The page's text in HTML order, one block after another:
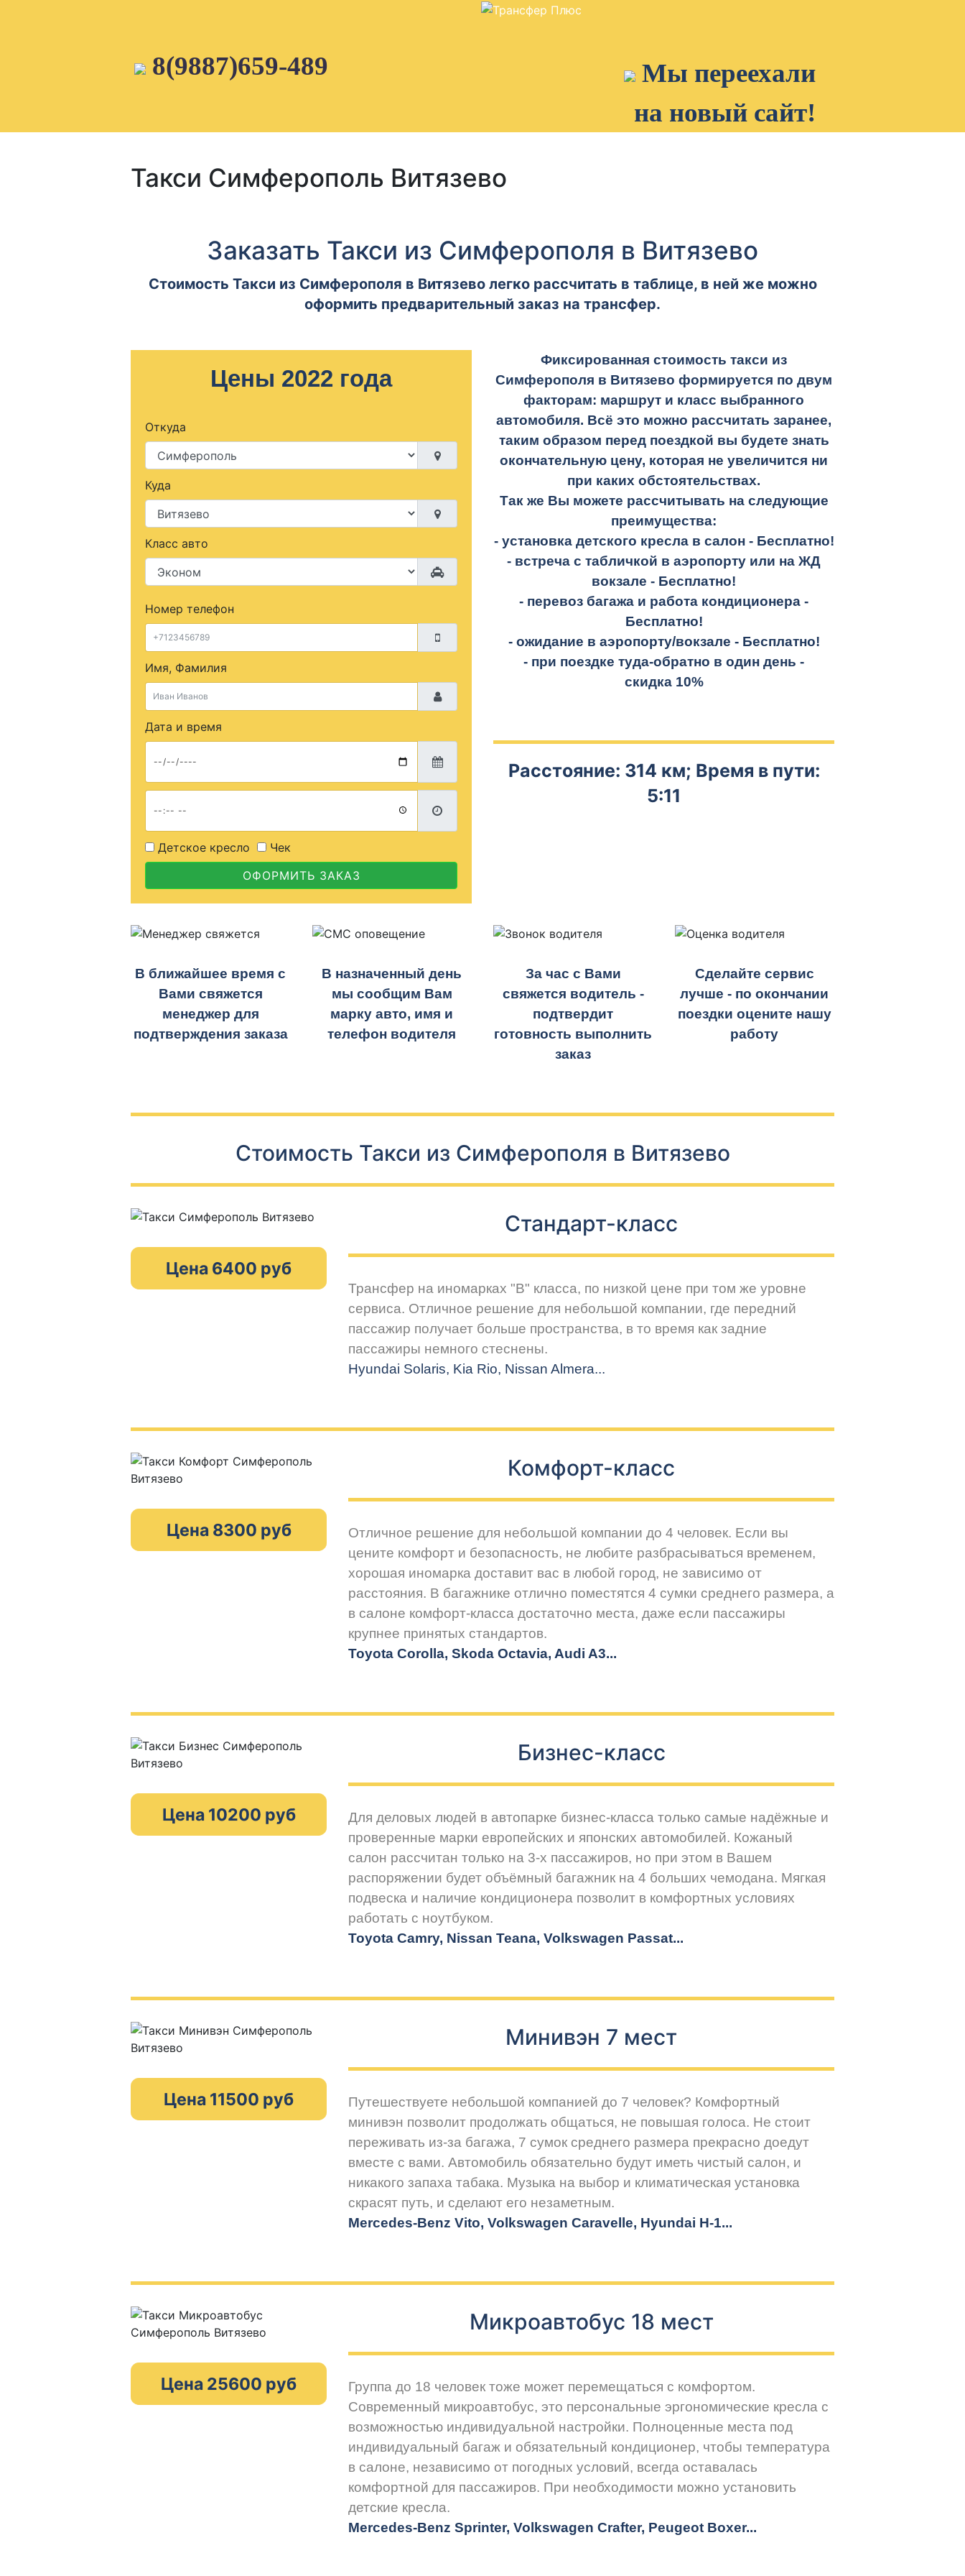
8(9887)659-489
Мы переехали
на новый сайт!
Такси Симферополь Витязево
Заказать Такси из Симферополя в Витязево
Стоимость Такси из Симферополя в Витязево легко рассчитать в таблице, в ней же можно
оформить предварительный заказ на трансфер.
Цены 2022 года
Откуда
Куда
Класс авто
Номер телефон
Имя, Фамилия
Дата и время
Детское кресло
Чек
ОФОРМИТЬ ЗАКАЗ
Фиксированная стоимость такси из
Симферополя в Витязево формируется по двум
факторам: маршрут и класс выбранного
автомобиля. Всё это можно рассчитать заранее,
таким образом перед поездкой вы будете знать
окончательную цену, которая не увеличится ни
при каких обстоятельствах.
Так же Вы можете рассчитывать на следующие
преимущества:
- установка детского кресла в салон - Бесплатно!
- встреча с табличкой в аэропорту или на ЖД
вокзале - Бесплатно!
- перевоз багажа и работа кондиционера -
Бесплатно!
- ожидание в аэропорту/вокзале - Бесплатно!
- при поездке туда-обратно в один день -
скидка 10%
Расстояние: 314 км; Время в пути:
5:11
В ближайшее время с
Вами свяжется
менеджер для
подтверждения заказа
В назначенный день
мы сообщим Вам
марку авто, имя и
телефон водителя
За час с Вами
свяжется водитель -
подтвердит
готовность выполнить
заказ
Сделайте сервис
лучше - по окончании
поездки оцените нашу
работу
Стоимость Такси из Симферополя в Витязево
Цена 6400 руб
Стандарт-класс
Трансфер на иномарках "В" класса, по низкой цене при том же уровне
сервиса. Отличное решение для небольшой компании, где передний
пассажир получает больше пространства, в то время как задние
пассажиры немного стеснены.
Hyundai Solaris, Kia Rio, Nissan Almera...
Цена 8300 руб
Комфорт-класс
Отличное решение для небольшой компании до 4 человек. Если вы
цените комфорт и безопасность, не любите разбрасываться временем,
хорошая иномарка доставит вас в любой город, не зависимо от
расстояния. В багажнике отлично поместятся 4 сумки среднего размера, а
в салоне комфорт-класса достаточно места, даже если пассажиры
крупнее принятых стандартов.
Toyota Corolla, Skoda Octavia, Audi A3...
Цена 10200 руб
Бизнес-класс
Для деловых людей в автопарке бизнес-класса только самые надёжные и
проверенные марки европейских и японских автомобилей. Кожаный
салон рассчитан только на 3-х пассажиров, но при этом в Вашем
распоряжении будет объёмный багажник на 4 больших чемодана. Мягкая
подвеска и наличие кондиционера позволит в комфортных условиях
работать с ноутбуком.
Toyota Camry, Nissan Teana, Volkswagen Passat...
Цена 11500 руб
Минивэн 7 мест
Путешествуете небольшой компанией до 7 человек? Комфортный
минивэн позволит продолжать общаться, не повышая голоса. Не стоит
переживать из-за багажа, 7 сумок среднего размера прекрасно доедут
вместе с вами. Автомобиль обязательно будут иметь чистый салон, и
никакого запаха табака. Музыка на выбор и климатическая установка
скрасят путь, и сделают его незаметным.
Mercedes-Benz Vito, Volkswagen Caravelle, Hyundai H-1...
Цена 25600 руб
Микроавтобус 18 мест
Группа до 18 человек тоже может перемещаться с комфортом.
Современный микроавтобус, это персональные эргономические кресла с
возможностью индивидуальной настройки. Полноценные места под
индивидуальный багаж и обязательный кондиционер, чтобы температура
в салоне, независимо от погодных условий, всегда оставалась
комфортной для пассажиров. При необходимости можно установить
детские кресла.
Mercedes-Benz Sprinter, Volkswagen Crafter, Peugeot Boxer...